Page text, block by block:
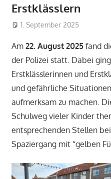
Erstklässlern
1. September 2025
Am 22. August 2025 fand
der Polizei statt. Dabei
Erstklässlerinnen und
und gefährliche
aufmerksam zu machen.
Schulweg vieler Kinder
entsprechenden Stellen
Spaziergang mit “gelben